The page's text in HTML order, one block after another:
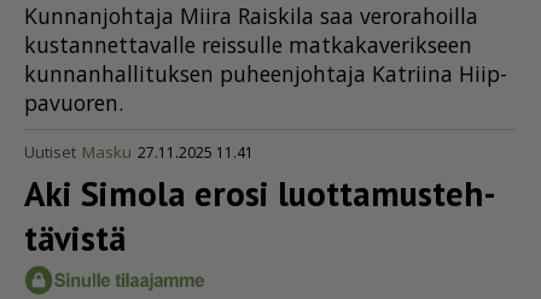
Kun­nan­joh­ta­ja Mii­ra Rais­ki­la saa ve­ro­ra­hoil­la
kus­tan­net­ta­val­le reis­sul­le mat­ka­ka­ve­rik­seen
kun­nan­hal­li­tuk­sen pu­heen­joh­ta­ja Kat­rii­na Hiip­
pa­vuo­ren.
Uutiset Masku 27.11.2025 11.41
Aki Simola erosi luotta­mus­teh­
tä­vistä